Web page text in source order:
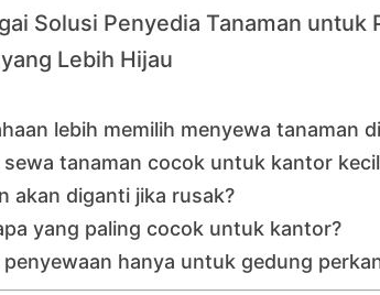
Solusi Penyedia Tanaman untuk
Lebih Hijau
lebih memilih menyewa tanaman
sewa tanaman cocok untuk kantor
akan diganti jika rusak?
yang paling cocok untuk kantor?
hanya untuk gedung